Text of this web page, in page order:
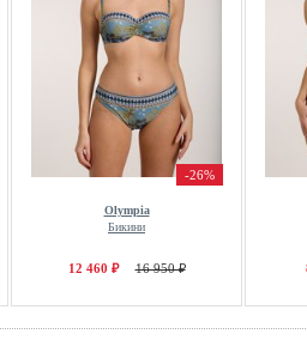
-26%
Olympia
Бикини
12 460 ₽ 16 950 ₽